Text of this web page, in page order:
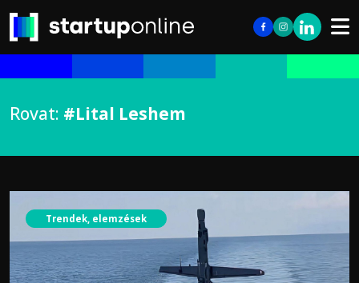
Rovat: #Lital Leshem
Trendek, elemzések